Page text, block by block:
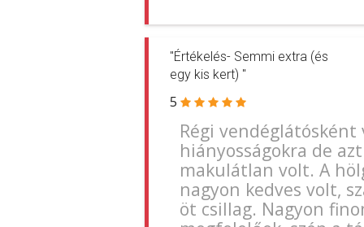
"Értékelés- Semmi extra (és
egy kis kert) "
5
Régi
hiányosságokra de
makulátlan volt. A
nagyon kedves volt,
öt csillag. Nagyon